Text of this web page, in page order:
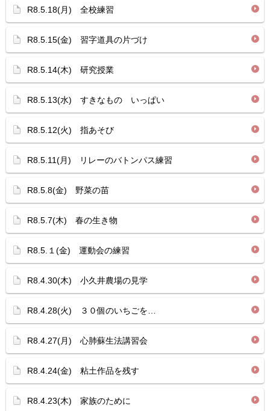
R8.5.18(月) 全校練習
R8.5.15(金) 習字道具の片づけ
R8.5.14(木) 研究授業
R8.5.13(水) すきなもの いっぱい
R8.5.12(火) 指あそび
R8.5.11(月) リレーのバトンパス練習
R8.5.8(金) 野菜の苗
R8.5.7(木) 春の生き物
R8.5.１(金) 運動会の練習
R8.4.30(木) 小久井農場の見学
R8.4.28(火) ３０個のいちごを…
R8.4.27(月) 心肺蘇生法講習会
R8.4.24(金) 粘土作品を残す
R8.4.23(木) 家族のために